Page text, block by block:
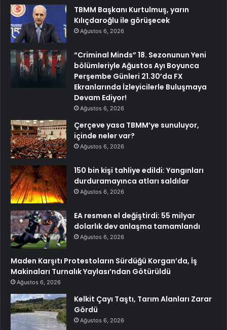
TBMM Başkanı Kurtulmuş, yarın
Kılıçdaroğlu ile görüşecek
Ağustos 6, 2026
“Criminal Minds” 18. Sezonunun Yeni
bölümleriyle Ağustos Ayı Boyunca
Perşembe Günleri 21.30’da FX
Ekranlarında İzleyicilerle Buluşmaya
Devam Ediyor!
Ağustos 6, 2026
Çerçeve yasa TBMM’ye sunuluyor,
içinde neler var?
Ağustos 6, 2026
150 bin kişi tahliye edildi: Yangınları
durduramayınca atları saldılar
Ağustos 6, 2026
EA resmen el değiştirdi: 55 milyar
dolarlık dev anlaşma tamamlandı
Ağustos 6, 2026
Maden Karşıtı Protestoların Sürdüğü Korgan’da, İş
Makinaları Turnalık Yaylası’ndan Götürüldü
Ağustos 6, 2026
Kelkit Çayı Taştı, Tarım Alanları Zarar
Gördü
Ağustos 6, 2026